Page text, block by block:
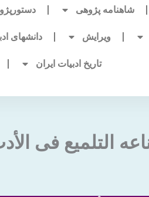
شاهنامه پژوهی
ویرایش دانشهای
تاریخ ادبیات ایران
التلمیع فی